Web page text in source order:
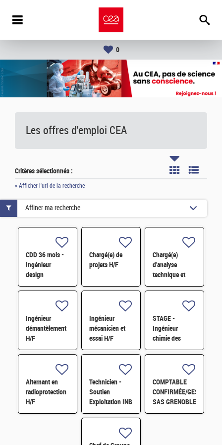
0
Les offres d'emploi CEA
Critères sélectionnés :
» Afficher l'url de la recherche
CDD 36 mois -
Ingénieur
design
photonique
Chargé(e) de
projets H/F
Chargé(e)
d'analyse
technique et
financière des
maintenance
électromécanique
H/F
Ingénieur
démantèlement
H/F
Ingénieur
mécanicien et
essai H/F
STAGE -
Ingénieur
chimie des
matériaux -
Alternant en
radioprotection
H/F
Technicien -
Soutien
Exploitation INB
H/F
COMPTABLE
CONFIRMÉE/
SAS GRENOBLE
H/F
Affiner ma recherche